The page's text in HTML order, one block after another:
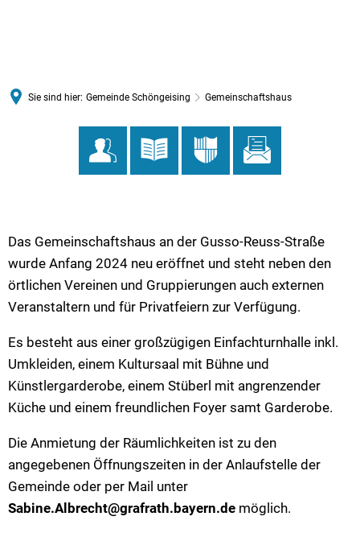
Sie sind hier: Gemeinde Schöngeising Gemeinschaftshaus
Das Gemeinschaftshaus an der Gusso-Reuss-Straße
wurde Anfang 2024 neu eröffnet und steht neben den
örtlichen Vereinen und Gruppierungen auch externen
Veranstaltern und für Privatfeiern zur Verfügung.
Es besteht aus einer großzügigen Einfachturnhalle inkl.
Umkleiden, einem Kultursaal mit Bühne und
Künstlergarderobe, einem Stüberl mit angrenzender
Küche und einem freundlichen Foyer samt Garderobe.
Die Anmietung der Räumlichkeiten ist zu den
angegebenen Öffnungszeiten in der Anlaufstelle der
Gemeinde oder per Mail unter
Sabine.Albrecht@grafrath.bayern.de möglich.